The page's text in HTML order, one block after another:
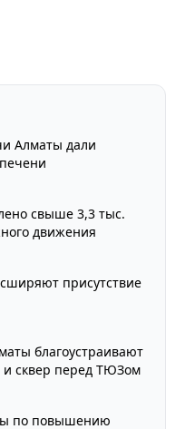
Алматы дали
свыше 3,3 тыс.
движения
присутствие
благоустраивают
сквер перед ТЮЗом
по повышению